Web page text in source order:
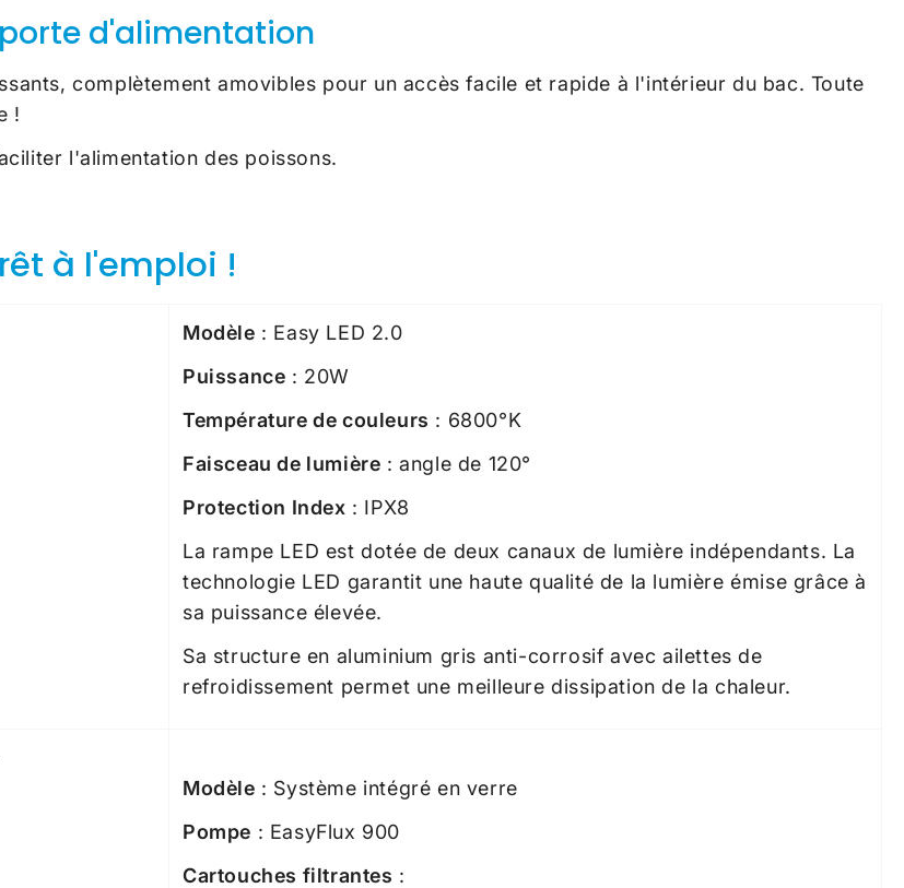
d'alimentation
complètement amovibles pour un accès facile et rapide à l'intérieur du bac. Toute
!
l'alimentation des poissons.
à l'emploi !
Modèle : Easy LED 2.0
Puissance : 20W
Température de couleurs : 6800°K
Faisceau de lumière : angle de 120°
Protection Index : IPX8
La rampe LED est dotée de deux canaux de lumière indépendants. La
technologie LED garantit une haute qualité de la lumière émise grâce à
sa puissance élevée.
Sa structure en aluminium gris anti-corrosif avec ailettes de
refroidissement permet une meilleure dissipation de la chaleur.
Modèle : Système intégré en verre
Pompe : EasyFlux 900
Cartouches filtrantes :